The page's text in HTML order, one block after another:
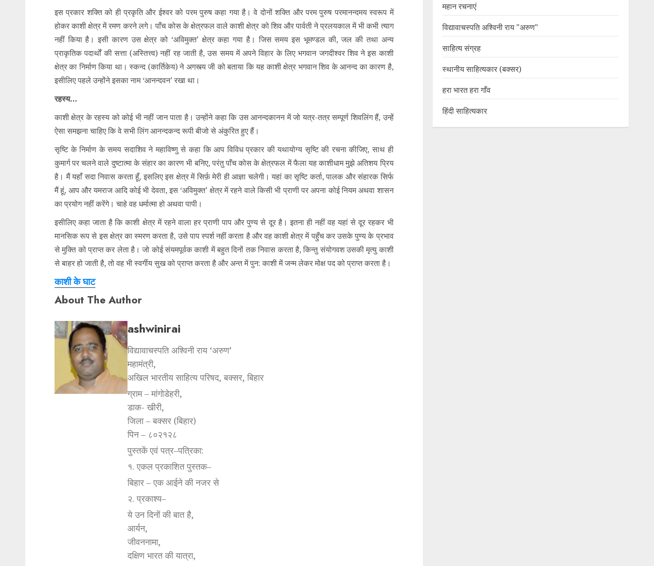
इस प्रकार शक्ति को ही प्रकृति और ईश्वर को परम पुरुष कहा गया है। वे दोनों शक्ति और परम पुरुष परमानन्दमय स्वरूप में
होकर काशी क्षेत्र में रमण करने लगे। पाँच कोस के क्षेत्रफल वाले काशी क्षेत्र को शिव और पार्वती ने प्रलयकाल में भी कभी त्याग
नहीं किया है। इसी कारण उस क्षेत्र को ‘अविमुक्त’ क्षेत्र कहा गया है। जिस समय इस भूमण्डल की, जल की तथा अन्य
प्राकृतिक पदार्थों की सत्ता (अस्तित्त्व) नहीं रह जाती है, उस समय में अपने विहार के लिए भगवान जगदीश्वर शिव ने इस काशी
क्षेत्र का निर्माण किया था। स्कन्द (कार्तिकेय) ने अगस्त्य जी को बताया कि यह काशी क्षेत्र भगवान शिव के आनन्द का कारण है,
इसीलिए पहले उन्होंने इसका नाम ‘आनन्दवन’ रखा था।
रहस्य…
काशी क्षेत्र के रहस्य को कोई भी नहीं जान पाता है। उन्होंने कहा कि उस आनन्दकानन में जो यत्र-तत्र सम्पूर्ण शिवलिंग हैं, उन्हें
ऐसा समझना चाहिए कि वे सभी लिंग आनन्दकन्द रूपी बीजो से अंकुरित हुए हैं।
सृष्टि के निर्माण के समय सदाशिव ने महाविष्णु से कहा कि आप विविध प्रकार की यथायोग्य सृष्टि की रचना कीजिए, साथ ही
कुमार्ग पर चलने वाले दुष्टात्मा के संहार का कारण भी बनिए, परंतु पाँच कोस के क्षेत्रफल में फैला यह काशीधाम मुझे अतिशय प्रिय
है। मैं यहाँ सदा निवास करता हूँ, इसलिए इस क्षेत्र में सिर्फ़ मेरी ही आज्ञा चलेगी। यहां का सृष्टि कर्ता, पालक और संहारक सिर्फ
मैं हूं, आप और यमराज आदि कोई भी देवता, इस ‘अविमुक्त’ क्षेत्र में रहने वाले किसी भी प्राणी पर अपना कोई नियम अथवा शासन
का प्रयोग नहीं करेंगे। चाहे वह धर्मात्मा हो अथवा पापी।
इसीलिए कहा जाता है कि काशी क्षेत्र में रहने वाला हर प्राणी पाप और पुण्य से दूर है। इतना ही नहीं वह यहां से दूर रहकर भी
मानसिक रूप से इस क्षेत्र का स्मरण करता है, उसे पाप स्पर्श नहीं करता है और वह काशी क्षेत्र में पहुँच कर उसके पुण्य के प्रभाव
से मुक्ति को प्राप्त कर लेता है। जो कोई संयमपूर्वक काशी में बहुत दिनों तक निवास करता है, किन्तु संयोगवश उसकी मृत्यु काशी
से बाहर हो जाती है, तो वह भी स्वर्गीय सुख को प्राप्त करता है और अन्त में पुन: काशी में जन्म लेकर मोक्ष पद को प्राप्त करता है।
काशी के घाट
About The Author
ashwinirai
विद्यावाचस्पति अश्विनी राय ‘अरुण’
महामंत्री,
अखिल भारतीय साहित्य परिषद, बक्सर, बिहार
ग्राम – मांगोडेहरी,
डाक- खीरी,
जिला – बक्सर (बिहार)
पिन – ८०२१२८
पुस्तकें एवं पत्र–पत्रिका:
१. एकल प्रकाशित पुस्तक–
बिहार – एक आईने की नजर से
२. प्रकाश्य–
ये उन दिनों की बात है,
आर्यन,
जीवननामा,
दक्षिण भारत की यात्रा,
महान रचनाएं
विद्यावाचस्पति अश्विनी राय "अरुण"
साहित्य संग्रह
स्थानीय साहित्यकार (बक्सर)
हरा भारत हरा गाँव
हिंदी साहित्यकार